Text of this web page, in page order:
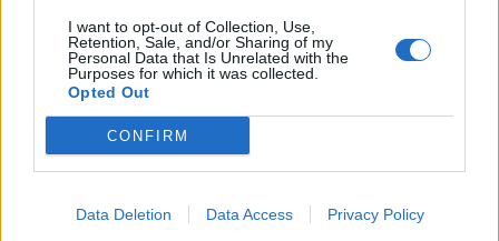
I want to opt-out of Collection, Use,
Retention, Sale, and/or Sharing of my
Personal Data that Is Unrelated with the
Purposes for which it was collected.
Opted Out
CONFIRM
Data Deletion Data Access Privacy Policy